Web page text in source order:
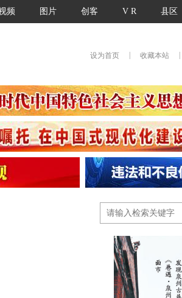
频 图片 创客 V R 县区
设为首页 收藏本站